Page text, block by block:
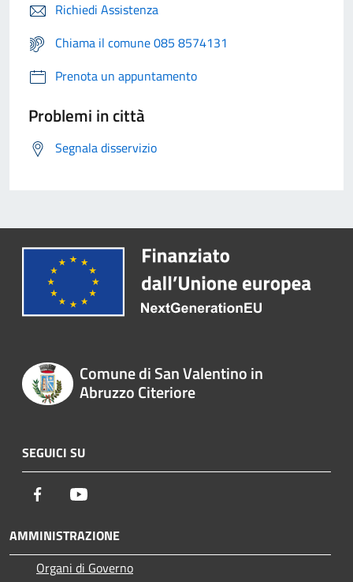
Richiedi Assistenza
Chiama il comune 085 8574131
Prenota un appuntamento
Problemi in città
Segnala disservizio
Comune di San Valentino in
Abruzzo Citeriore
SEGUICI SU
Facebook
AMMINISTRAZIONE
Organi di Governo